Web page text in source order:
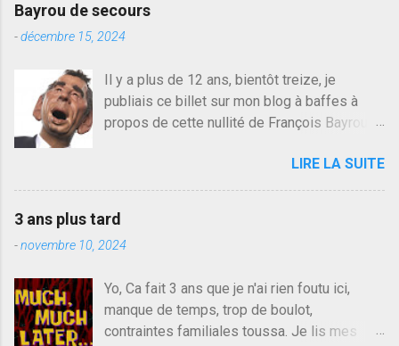
Bayrou de secours
-décembre 15, 2024
Il y a plus de 12 ans, bientôt treize, je
publiais ce billet sur mon blog à baffes à
propos de cette nullité de François Bayrou. Il
quelqu'un, je ne parle pas des couples mais
des amis ou des valeurs dans lesquels on
croit. François Bayrou est en passe de
devenir le traite d'une partie de son électorat
et c'est par la presse qu'on l'apprend. On
plus proche de Sarkozy que de Hollande,
sinon il serait candidat du centre de la
gauche molle mais quand on écoutait ses
LIRE LA SUITE
3 ans plus tard
-novembre 10, 2024
Yo, Ca fait 3 ans que je n'ai rien foutu ici,
manque de temps, trop de boulot,
contraintes familiales toussa. Je lis mes